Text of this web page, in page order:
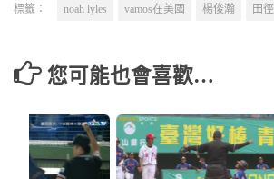
標籤： noah lyles vamos在美國 楊俊瀚 田徑
您可能也會喜歡…